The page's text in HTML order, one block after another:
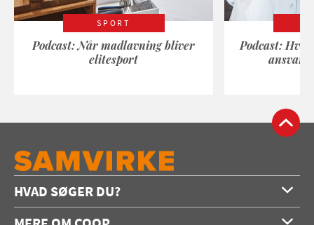
SPORT
Podcast: Når madlavning bliver
elitesport
Podcast:
HVAD SØGER DU?
Forside